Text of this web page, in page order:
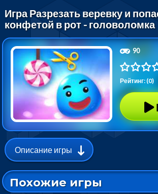
Игра Разрезать веревку и
конфетой в рот - головоломка
90
Рейтинг: (0)
Описание игры
Похожие игры